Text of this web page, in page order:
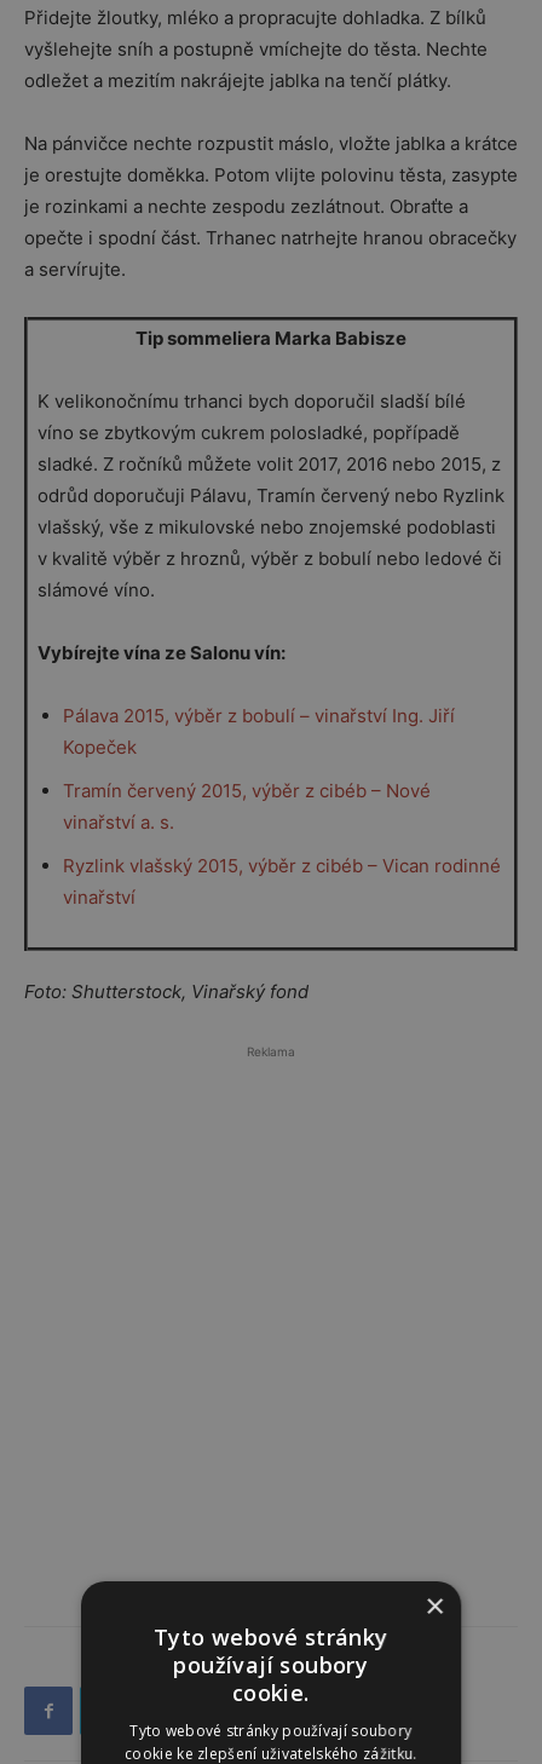
Přidejte žloutky, mléko a propracujte dohladka. Z bílků
vyšlehejte sníh a postupně vmíchejte do těsta. Nechte
odležet a mezitím nakrájejte jablka na tenčí plátky.
Na pánvičce nechte rozpustit máslo, vložte jablka a krátce
je orestujte doměkka. Potom vlijte polovinu těsta, zasypte
je rozinkami a nechte zespodu zezlátnout. Obraťte a
opečte i spodní část. Trhanec natrhejte hranou obracečky
a servírujte.
Tip sommeliera Marka Babisze
K velikonočnímu trhanci bych doporučil sladší bílé
víno se zbytkovým cukrem polosladké, popřípadě
sladké. Z ročníků můžete volit 2017, 2016 nebo 2015, z
odrůd doporučuji Pálavu, Tramín červený nebo Ryzlink
vlašský, vše z mikulovské nebo znojemské podoblasti
v kvalitě výběr z hroznů, výběr z bobulí nebo ledové či
slámové víno.
Vybírejte vína ze Salonu vín:
Pálava 2015, výběr z bobulí – vinařství Ing. Jiří
Kopeček
Tramín červený 2015, výběr z cibéb – Nové
vinařství a. s.
Ryzlink vlašský 2015, výběr z cibéb – Vican rodinné
vinařství
Foto: Shutterstock, Vinařský fond
Reklama
×
Tyto webové stránky
používají soubory
cookie.
Tyto webové stránky používají soubory
cookie ke zlepšení uživatelského zážitku.